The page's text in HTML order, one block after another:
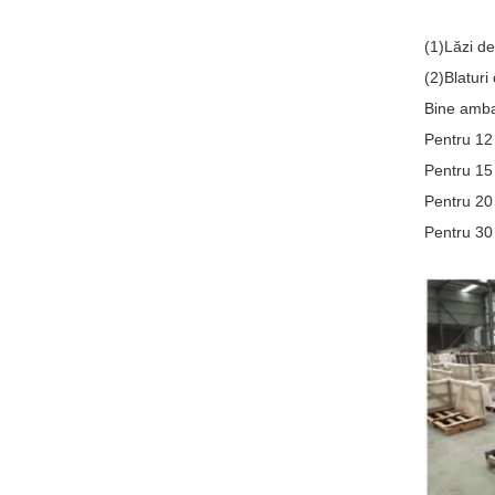
(1)Lăzi
(2)Blaturi
Bine
Pentru
Pentru
Pentru
Pentru